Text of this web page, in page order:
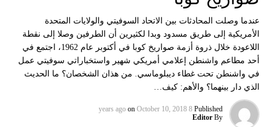
عندما وصلت المحادثات بين الاتحاد السوفيتي والولايات المتحدة
الأمريكية إلى طريق مسدود وبدا لكثيرين أن الطرفين وصلا إلى نقطة
اللاعودة خلال ذروة أزمة صواريخ كوبا في أكتوبر عام 1962، اجتمع في
أحد مطاعم واشنطن إعلامي أمريكي شهير واستخباراتي سوفيتي عمل
في واشنطن تحت غطاء ديبلوماسي. من هذان الشخصان؟ ما الحديث
الذي دار بينهما؟ والأهم: كيف…
Published
8 years ago
on October 10, 2018
By
Editor